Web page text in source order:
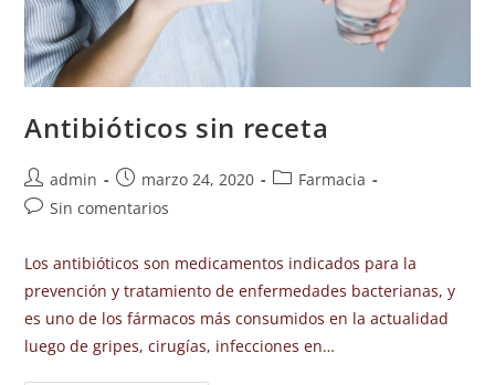
Antibióticos sin receta
admin marzo 24, 2020
Farmacia
Sin comentarios
Los antibióticos son medicamentos indicados para la
prevención y tratamiento de enfermedades bacterianas, y
es uno de los fármacos más consumidos en la actualidad
luego de gripes, cirugías, infecciones en…